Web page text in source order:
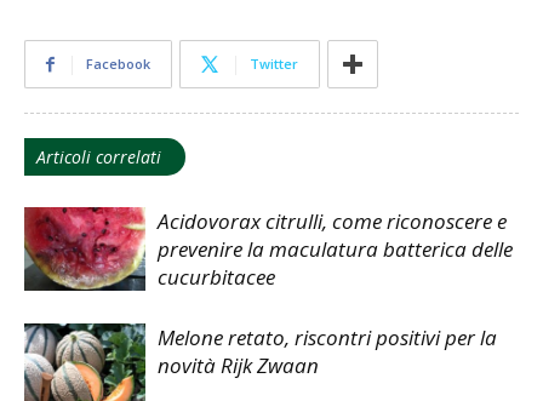
Facebook Twitter
Articoli correlati
Acidovorax citrulli, come riconoscere e
prevenire la maculatura batterica delle
cucurbitacee
Melone retato, riscontri positivi per la
novità Rijk Zwaan